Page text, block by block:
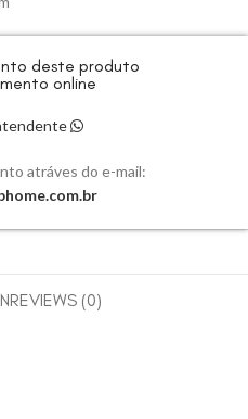
deste produto
online
atráves do e-mail:
REVIEWS (0)